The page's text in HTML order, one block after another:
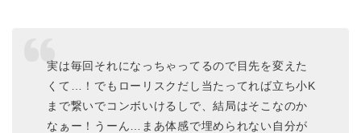
実は毎回それになっちゃってるので目先を変えた
くて…！でもローリスクだし当たってれば立ち小K
まで繋いでコンボいけるしで、結局はそこなのか
なぁー！うーん…まあ体感で埋められない自分が